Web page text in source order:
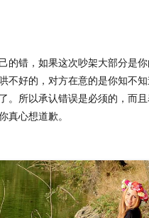
错，如果这次吵架大部分是你
不好的，对方在意的是你知不
。所以承认错误是必须的，而
真心想道歉。